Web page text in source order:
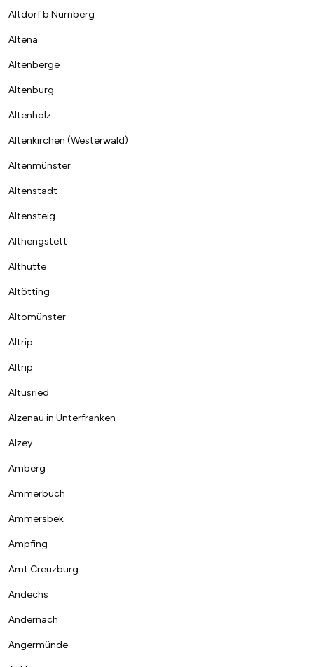
Altdorf b.Nürnberg
Altena
Altenberge
Altenburg
Altenholz
Altenkirchen (Westerwald)
Altenmünster
Altenstadt
Altensteig
Althengstett
Althütte
Altötting
Altomünster
Altrip
Altrip
Altusried
Alzenau in Unterfranken
Alzey
Amberg
Ammerbuch
Ammersbek
Ampfing
Amt Creuzburg
Andechs
Andernach
Angermünde